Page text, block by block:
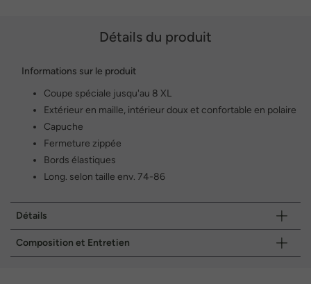
Détails du produit
Informations sur le produit
Coupe spéciale jusqu'au 8 XL
Extérieur en maille, intérieur doux et confortable en polaire
Capuche
Fermeture zippée
Bords élastiques
Long. selon taille env. 74-86
Détails
Composition et Entretien